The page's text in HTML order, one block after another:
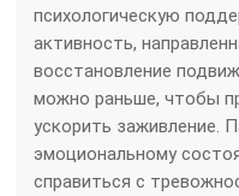
психологическую
активность,
восстановление
можно раньше, чтобы
ускорить заживление.
эмоциональному
справиться с